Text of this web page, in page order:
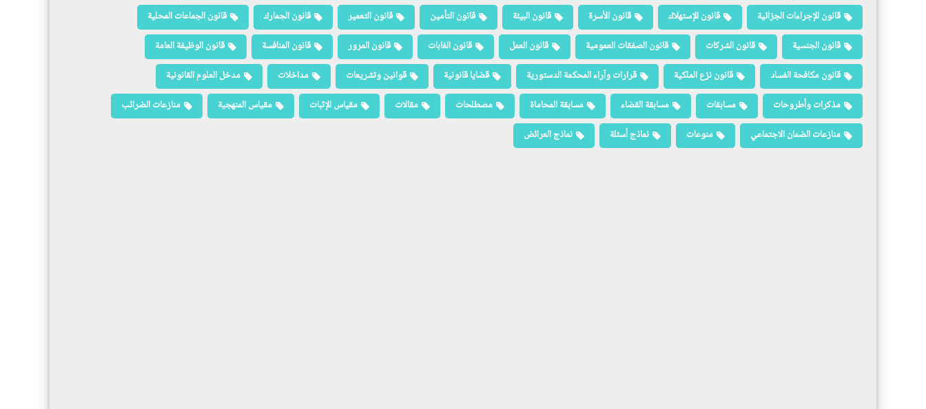
قانون الإجراءات الجزائية
قانون الإستهلاك قانون الأسرة قانون البيئة قانون التأمين قانون التعمير قانون الجمارك
قانون الجماعات المحلية
قانون الجنسية
قانون الشركات قانون الصفقات العمومية قانون العمل قانون الغابات قانون المرور قانون المنافسة
قانون الوظيفة العامة
قانون مكافحة الفساد
قانون نزع الملكية قرارات وآراء المحكمة الدستورية قضايا قانونية قوانين وتشريعات مداخلات
مدخل العلوم القانونية
مذكرات وأطروحات
مسابقات مسابقة القضاء مسابقة المحاماة مصطلحات مقالات مقياس الإثبات مقياس المنهجية
منازعات الضرائب
منازعات الضمان الاجتماعي
منوعات نماذج أسئلة نماذج العرائض